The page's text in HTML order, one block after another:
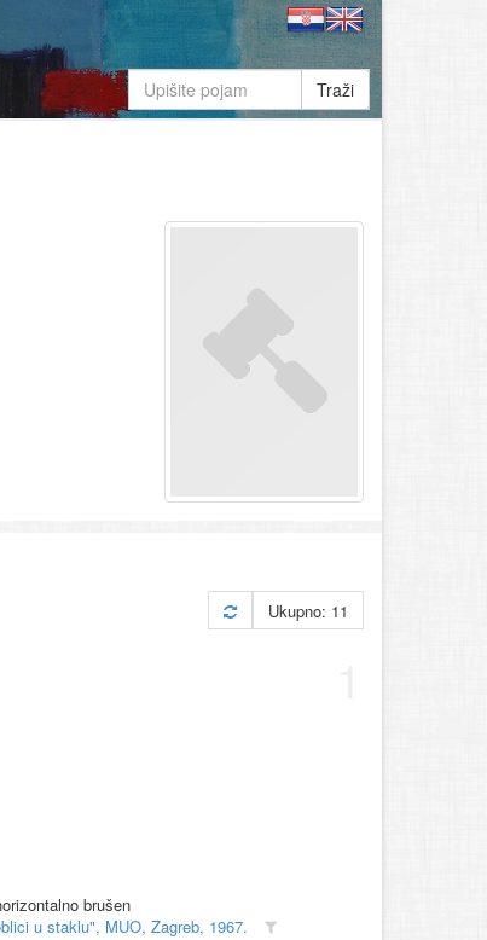
Traži
Ukupno: 11
brušen
u staklu", MUO, Zagreb, 1967.